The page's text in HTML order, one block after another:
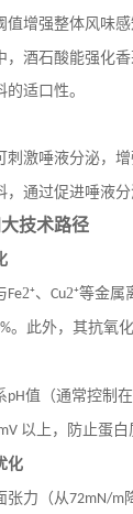
值增强整体风味
，酒石酸能强化
适口性。
刺激唾液分泌，增
通过促进唾液
技术路径
Fe2⁺、 Cu2⁺等金属
。此外，其抗氧
pH值（通常控制在
以上，防止蛋
化
张力（从72mN/m